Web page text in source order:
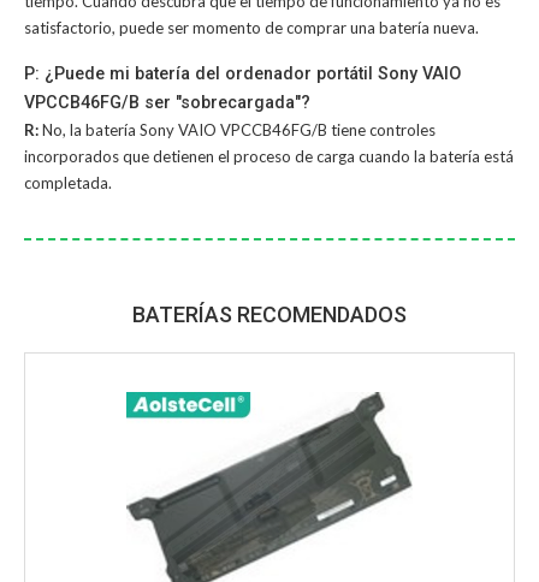
satisfactorio, puede ser momento de comprar una batería nueva.
P: ¿Puede mi batería del ordenador portátil Sony VAIO
VPCCB46FG/B ser "sobrecargada"?
R:No, la batería Sony VAIO VPCCB46FG/B tiene controles
incorporados que detienen el proceso de carga cuando la batería está
completada.
BATERÍAS RECOMENDADOS